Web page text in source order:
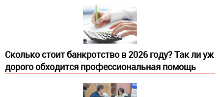
Сколько стоит банкротство в 2026 году? Так ли уж
дорого обходится профессиональная помощь